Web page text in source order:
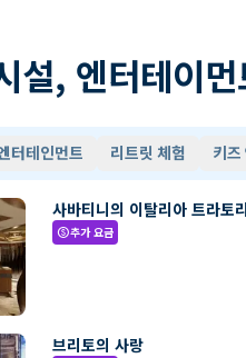
설, 엔터테이
터테인먼트 리트릿 체험 키
사바티니의 이탈리아 트라토
paid추가 요금
브리토의 사랑